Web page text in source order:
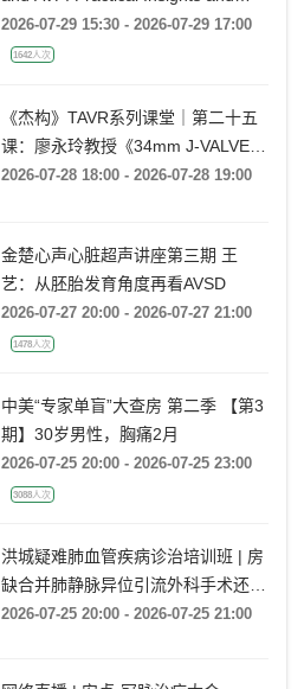
Techniques
2026-07-29 15:30 - 2026-07-29 17:00
1642人次
《杰构》TAVR系列课堂｜第二十五
课：廖永玲教授《34mm J-VALVE
TF 治疗超大瓣环AR的实战经验》
2026-07-28 18:00 - 2026-07-28 19:00
金楚心声心脏超声讲座第三期 王
艺：从胚胎发育角度再看AVSD
2026-07-27 20:00 - 2026-07-27 21:00
1478人次
中美“专家单盲”大查房 第二季 【第3
期】30岁男性，胸痛2月
2026-07-25 20:00 - 2026-07-25 23:00
3088人次
洪城疑难肺血管疾病诊治培训班 | 房
缺合并肺静脉异位引流外科手术还是
药物保守治疗?
2026-07-25 20:00 - 2026-07-25 21:00